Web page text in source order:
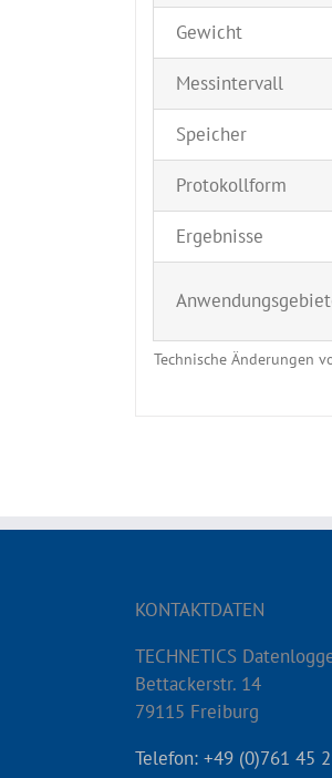
Gewicht
Messintervall
Speicher
Protokollform
Ergebnisse
Technische Änderungen
KONTAKTDATEN
TECHNETICS
Bettackerstr. 14
79115 Freiburg
Telefon: +49 (0)761 45